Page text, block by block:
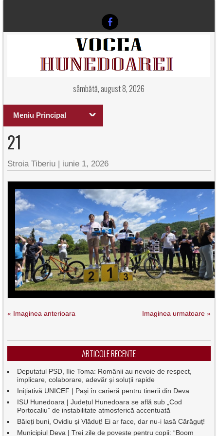
sâmbătă, august 8, 2026
Meniu Principal
21
Stroia Tiberiu | iunie 1, 2026
« Imaginea anterioara Imaginea urmatoare »
ARTICOLE RECENTE
Deputatul PSD, Ilie Toma: Românii au nevoie de respect,
implicare, colaborare, adevăr și soluții rapide
Inițiativă UNICEF | Pași în carieră pentru tinerii din Deva
ISU Hunedoara | Județul Hunedoara se află sub „Cod
Portocaliu” de instabilitate atmosferică accentuată
Băieți buni, Ovidiu și Vlăduț! Ei ar face, dar nu-i lasă Cărăguț!
Municipiul Deva | Trei zile de poveste pentru copii: “Boom